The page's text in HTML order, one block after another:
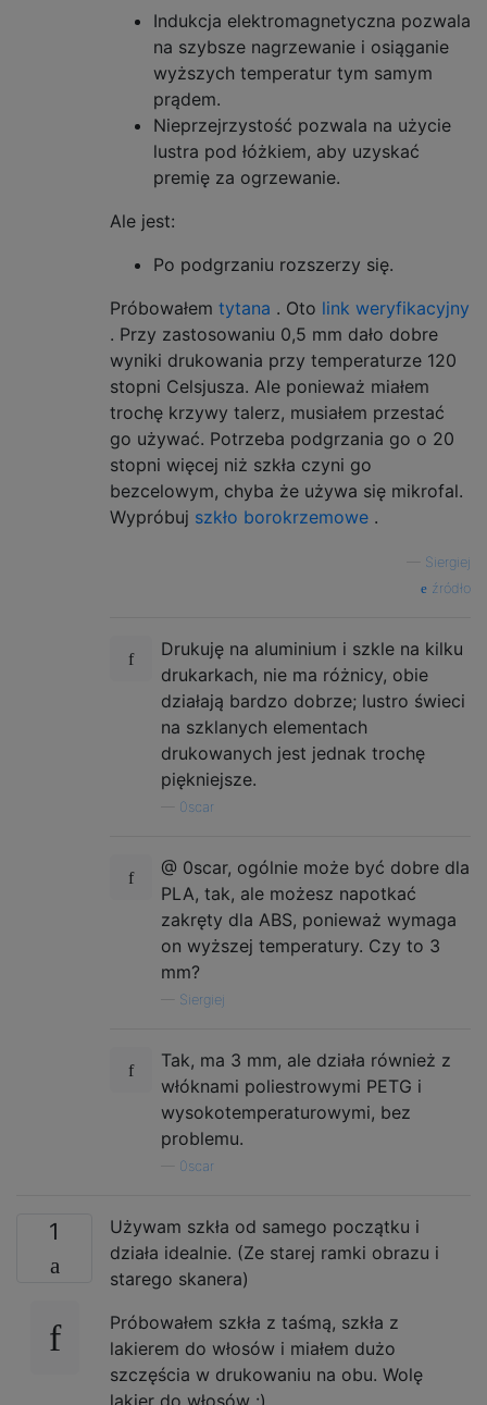
Indukcja elektromagnetyczna pozwala
na szybsze nagrzewanie i osiąganie
wyższych temperatur tym samym
prądem.
Nieprzejrzystość pozwala na użycie
lustra pod łóżkiem, aby uzyskać
premię za ogrzewanie.
Ale jest:
Po podgrzaniu rozszerzy się.
Próbowałem tytana . Oto link weryfikacyjny
. Przy zastosowaniu 0,5 mm dało dobre
wyniki drukowania przy temperaturze 120
stopni Celsjusza. Ale ponieważ miałem
trochę krzywy talerz, musiałem przestać
go używać. Potrzeba podgrzania go o 20
stopni więcej niż szkła czyni go
bezcelowym, chyba że używa się mikrofal.
Wypróbuj szkło borokrzemowe .
Siergiej
źródło
Drukuję na aluminium i szkle na kilku
drukarkach, nie ma różnicy, obie
działają bardzo dobrze; lustro świeci
na szklanych elementach
drukowanych jest jednak trochę
piękniejsze.
0scar
@ 0scar, ogólnie może być dobre dla
PLA, tak, ale możesz napotkać
zakręty dla ABS, ponieważ wymaga
on wyższej temperatury. Czy to 3
mm?
Siergiej
Tak, ma 3 mm, ale działa również z
włóknami poliestrowymi PETG i
wysokotemperaturowymi, bez
problemu.
0scar
1
Używam szkła od samego początku i
działa idealnie. (Ze starej ramki obrazu i
starego skanera)
Próbowałem szkła z taśmą, szkła z
lakierem do włosów i miałem dużo
szczęścia w drukowaniu na obu. Wolę
lakier do włosów :)